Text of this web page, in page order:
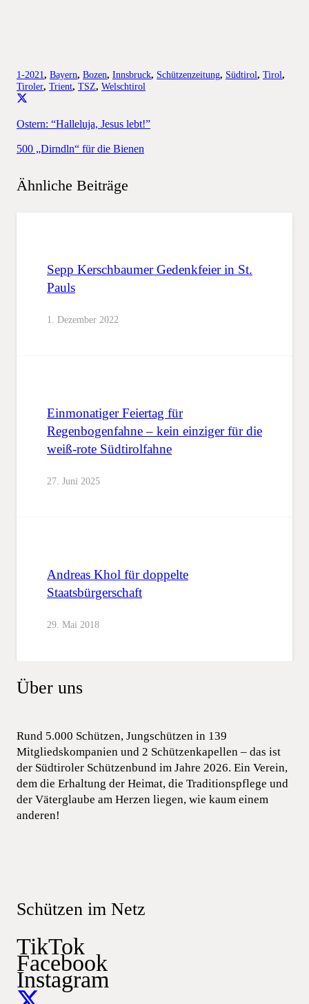
1-2021, Bayern, Bozen, Innsbruck, Schützenzeitung, Südtirol, Tirol,
Tiroler, Trient, TSZ, Welschtirol
Ostern: “Halleluja, Jesus lebt!”
500 „Dirndln“ für die Bienen
Ähnliche Beiträge
Sepp Kerschbaumer Gedenkfeier in St.
Pauls
1. Dezember 2022
Einmonatiger Feiertag für
Regenbogenfahne – kein einziger für die
weiß-rote Südtirolfahne
27. Juni 2025
Andreas Khol für doppelte
Staatsbürgerschaft
29. Mai 2018
Über uns
Rund 5.000 Schützen, Jungschützen in 139
Mitgliedskompanien und 2 Schützenkapellen – das ist
der Südtiroler Schützenbund im Jahre 2026. Ein Verein,
dem die Erhaltung der Heimat, die Traditionspflege und
der Väterglaube am Herzen liegen, wie kaum einem
anderen!
Schützen im Netz
TikTok
Facebook
Instagram